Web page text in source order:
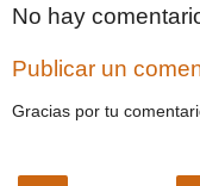
No hay
Publicar un
Gracias por tu